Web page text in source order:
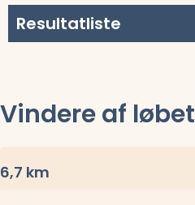
Resultatliste
Vindere af løbet
6,7 km